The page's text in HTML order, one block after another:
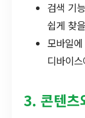
검색 기
쉽게 찾
모바일
디바이
3. 콘텐츠